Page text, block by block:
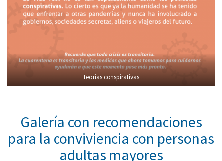
Teorías conspirativas
Galería con recomendaciones
para la conviviencia con personas
adultas mayores